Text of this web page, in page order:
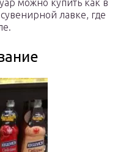
можно купить как в
лавке, где